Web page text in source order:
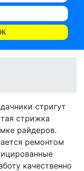
стригут
стрижка
райдеров.
ремонтом
качественно